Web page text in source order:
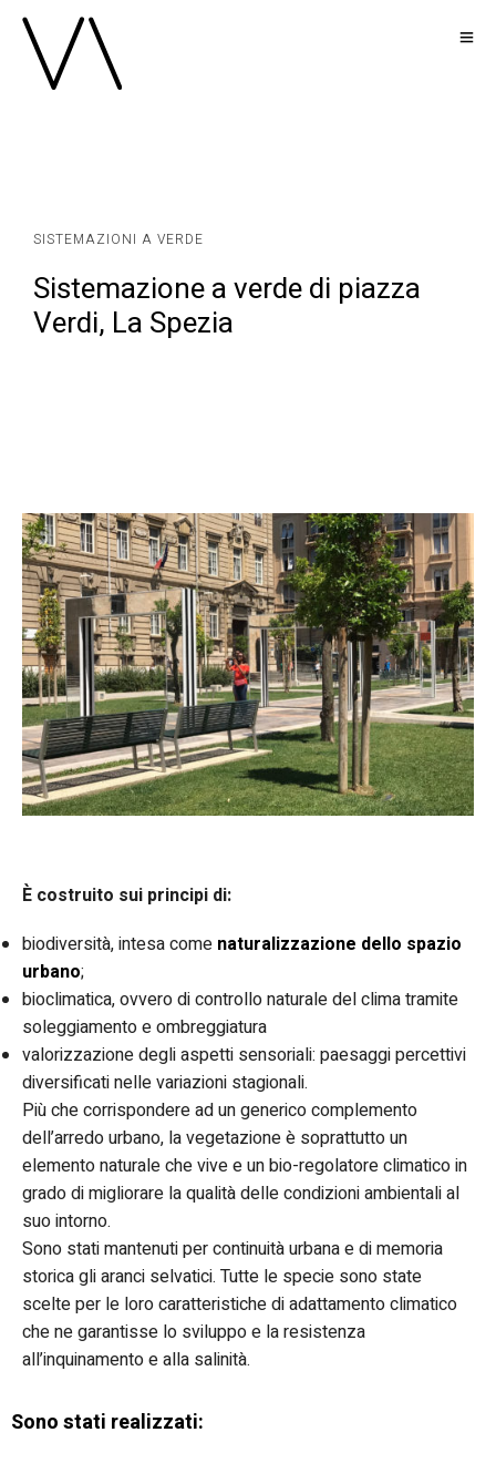
SISTEMAZIONI A VERDE
Sistemazione a verde di piazza
Verdi, La Spezia ​
È costruito sui principi di:
biodiversità, intesa come naturalizzazione dello spazio
urbano;
bioclimatica, ovvero di controllo naturale del clima tramite
soleggiamento e ombreggiatura
valorizzazione degli aspetti sensoriali: paesaggi percettivi
diversificati nelle variazioni stagionali.
Più che corrispondere ad un generico complemento
dell’arredo urbano, la vegetazione è soprattutto un
elemento naturale che vive e un bio-regolatore climatico in
grado di migliorare la qualità delle condizioni ambientali al
suo intorno.
Sono stati mantenuti per continuità urbana e di memoria
storica gli aranci selvatici. Tutte le specie sono state
scelte per le loro caratteristiche di adattamento climatico
che ne garantisse lo sviluppo e la resistenza
all’inquinamento e alla salinità.
Sono stati realizzati: